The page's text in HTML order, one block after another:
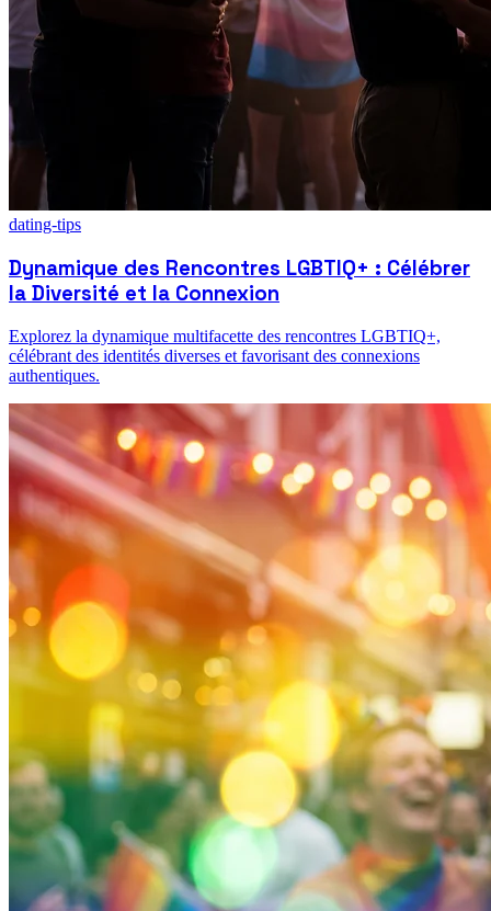
dating-tips
Dynamique des Rencontres LGBTIQ+ : Célébrer
la Diversité et la Connexion
Explorez la dynamique multifacette des rencontres LGBTIQ+,
célébrant des identités diverses et favorisant des connexions
authentiques.